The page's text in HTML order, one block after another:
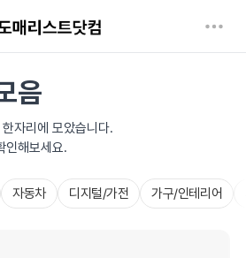
음
자리에 모았습니다.
인해보세요.
자동차 디지털/가전 가구/인테리어